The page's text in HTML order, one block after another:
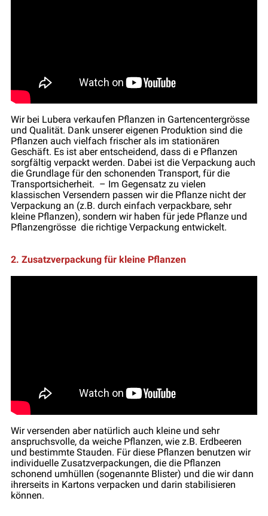
Wir bei Lubera verkaufen Pflanzen in Gartencentergrösse
und Qualität. Dank unserer eigenen Produktion sind die
Pflanzen auch vielfach frischer als im stationären
Geschäft. Es ist aber entscheidend, dass di e Pflanzen
sorgfältig verpackt werden. Dabei ist die Verpackung auch
die Grundlage für den schonenden Transport, für die
Transportsicherheit. – Im Gegensatz zu vielen
klassischen Versendern passen wir die Pflanze nicht der
Verpackung an (z.B. durch einfach verpackbare, sehr
kleine Pflanzen), sondern wir haben für jede Pflanze und
Pflanzengrösse die richtige Verpackung entwickelt.
2. Zusatzverpackung für kleine Pflanzen
Wir versenden aber natürlich auch kleine und sehr
anspruchsvolle, da weiche Pflanzen, wie z.B. Erdbeeren
und bestimmte Stauden. Für diese Pflanzen benutzen wir
individuelle Zusatzverpackungen, die die Pflanzen
schonend umhüllen (sogenannte Blister) und die wir dann
ihrerseits in Kartons verpacken und darin stabilisieren
können.